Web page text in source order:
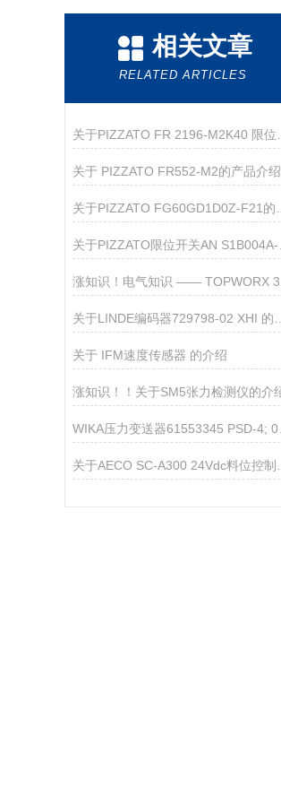
相关文章
RELATED ARTICLES
关于 PIZZATO FR552-M2的产品介绍
关于 IFM速度传感器 的介绍
涨知识！！关于SM5张力检测仪的介